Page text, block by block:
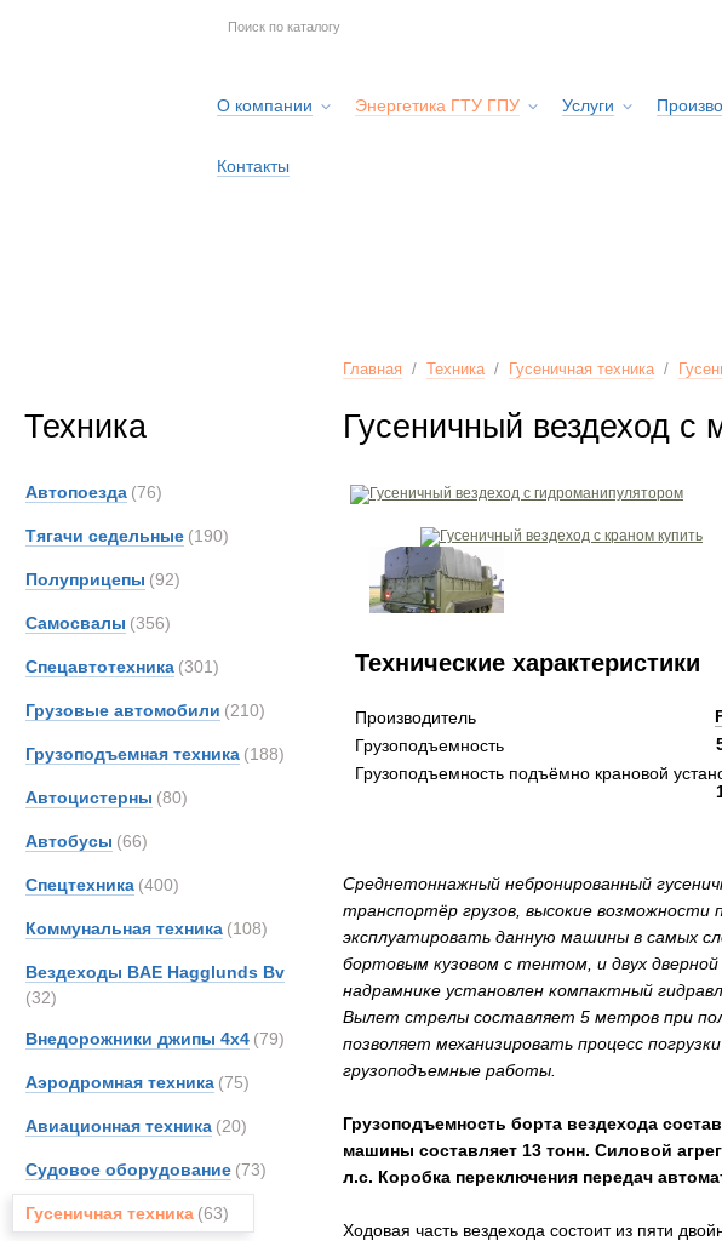
О компании Энергетика ГТУ ГПУ Услуги
Контакты
Техника
Автопоезда (76)
Тягачи седельные (190)
Полуприцепы (92)
Самосвалы (356)
Спецавтотехника (301)
Грузовые автомобили (210)
Грузоподъемная техника (188)
Автоцистерны (80)
Автобусы (66)
Спецтехника (400)
Коммунальная техника (108)
Вездеходы BAE Hagglunds Bv
(32)
Внедорожники джипы 4х4 (79)
Аэродромная техника (75)
Авиационная техника (20)
Судовое оборудование (73)
Гусеничная техника (63)
Главная / Техника/ Гусеничная техника/
Гусеничный вездеход с
Технические характеристики
Производитель
Грузоподъемность
Грузоподъемность подъёмно крановой
Среднетоннажный небронированный
транспортёр грузов, высокие возможности
эксплуатировать данную машины в самых
бортовым кузовом с тентом, и двух
надрамнике установлен компактный
Вылет стрелы составляет 5 метров при
позволяет механизировать процесс
грузоподъемные работы.
Грузоподъемность борта вездехода
машины составляет 13 тонн. Силовой
л.с. Коробка переключения передач
Ходовая часть вездехода состоит из пяти